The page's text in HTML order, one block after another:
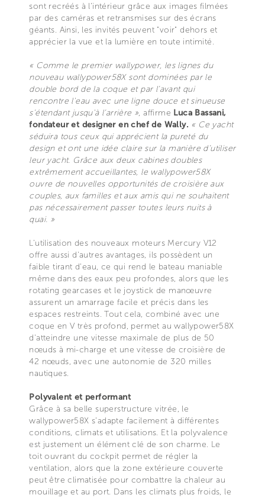
sont recréés à l’intérieur grâce aux images filmées
par des caméras et retransmises sur des écrans
géants. Ainsi, les invités peuvent "voir" dehors et
apprécier la vue et la lumière en toute intimité.
« Comme le premier wallypower, les lignes du
nouveau wallypower58X sont dominées par le
double bord de la coque et par l’avant qui
rencontre l'eau avec une ligne douce et sinueuse
s’étendant jusqu'à l’arrière », affirme Luca Bassani,
fondateur et designer en chef de Wally. « Ce yacht
séduira tous ceux qui apprécient la pureté du
design et ont une idée claire sur la manière d’utiliser
leur yacht. Grâce aux deux cabines doubles
extrêmement accueillantes, le wallypower58X
ouvre de nouvelles opportunités de croisière aux
couples, aux familles et aux amis qui ne souhaitent
pas nécessairement passer toutes leurs nuits à
quai. »
L'utilisation des nouveaux moteurs Mercury V12
offre aussi d'autres avantages, ils possèdent un
faible tirant d'eau, ce qui rend le bateau maniable
même dans des eaux peu profondes, alors que les
rotating gearcases et le joystick de manœuvre
assurent un amarrage facile et précis dans les
espaces restreints. Tout cela, combiné avec une
coque en V très profond, permet au wallypower58X
d'atteindre une vitesse maximale de plus de 50
nœuds à mi-charge et une vitesse de croisière de
42 nœuds, avec une autonomie de 320 milles
nautiques.
Polyvalent et performant
Grâce à sa belle superstructure vitrée, le
wallypower58X s’adapte facilement à différentes
conditions, climats et utilisations. Et la polyvalence
est justement un élément clé de son charme. Le
toit ouvrant du cockpit permet de régler la
ventilation, alors que la zone extérieure couverte
peut être climatisée pour combattre la chaleur au
mouillage et au port. Dans les climats plus froids, le